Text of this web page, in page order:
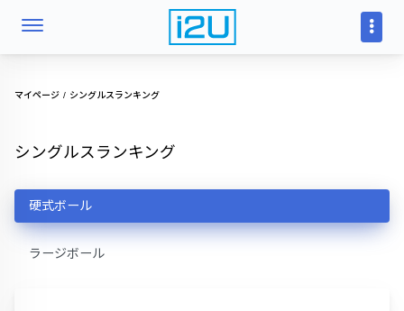
マイページ シングルスランキング
シングルスランキング
硬式ボール
ラージボール